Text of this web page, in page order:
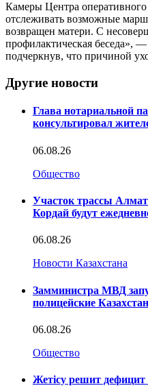
Камеры Центра
отслеживать возможные
возвращен матери. С
профилактическая беседа»,
подчеркнув, что причиной
Другие новости
Глава нотариальной
консультировал
06.08.26
Общество
Участок трассы
Кордай будут
06.08.26
Новости Казахстана
Замминистра МВД
полицейские
06.08.26
Общество
Жетісу решит